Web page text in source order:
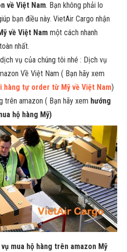
về Việt Nam. Bạn không phải lo
bạn điều này. VietAir Cargo nhận
về Việt Nam một cách nhanh
nhất.
vụ của chúng tôi nhé : Dịch vụ
Về Việt Nam ( Bạn hãy xem
hàng tự order từ Mỹ về Việt Nam)
trên amazon ( Bạn hãy xem hướng
hộ hàng Mỹ)
mua hộ hàng trên amazon Mỹ